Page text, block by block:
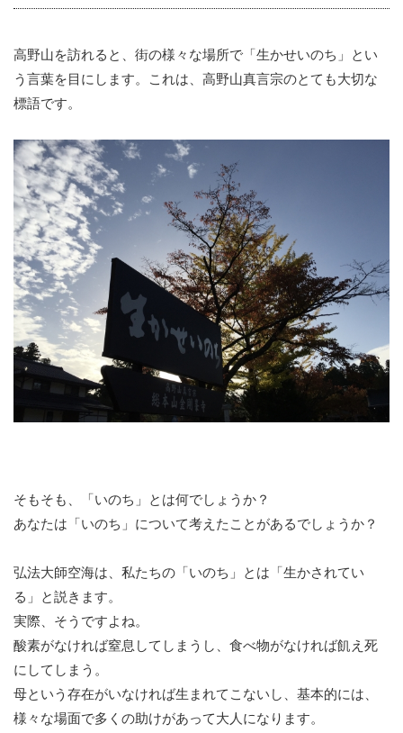
高野山を訪れると、街の様々な場所で「生かせいのち」とい
う言葉を目にします。これは、高野山真言宗のとても大切な
標語です。
そもそも、「いのち」とは何でしょうか？
あなたは「いのち」について考えたことがあるでしょうか？
弘法大師空海は、私たちの「いのち」とは「生かされてい
る」と説きます。
実際、そうですよね。
酸素がなければ窒息してしまうし、食べ物がなければ飢え死
にしてしまう。
母という存在がいなければ生まれてこないし、基本的には、
様々な場面で多くの助けがあって大人になります。